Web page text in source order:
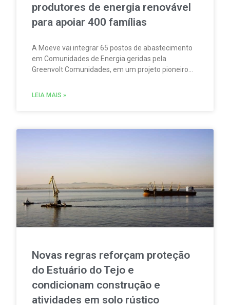
produtores de energia renovável
para apoiar 400 famílias
A Moeve vai integrar 65 postos de abastecimento
em Comunidades de Energia geridas pela
Greenvolt Comunidades, em um projeto pioneiro
consumir e partilhar energia renovável localmente.
LEIA MAIS »
Novas regras reforçam proteção
do Estuário do Tejo e
condicionam construção e
atividades em solo rústico